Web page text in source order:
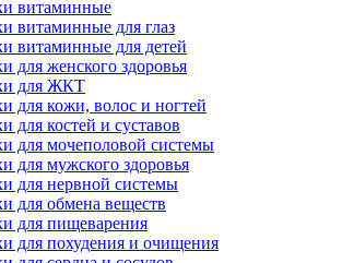
витаминные
витаминные для глаз
витаминные для детей
для женского здоровья
для ЖКТ
для кожи, волос и ногтей
для костей и суставов
для мочеполовой системы
для мужского здоровья
для нервной системы
для обмена веществ
для пищеварения
для похудения и очищения